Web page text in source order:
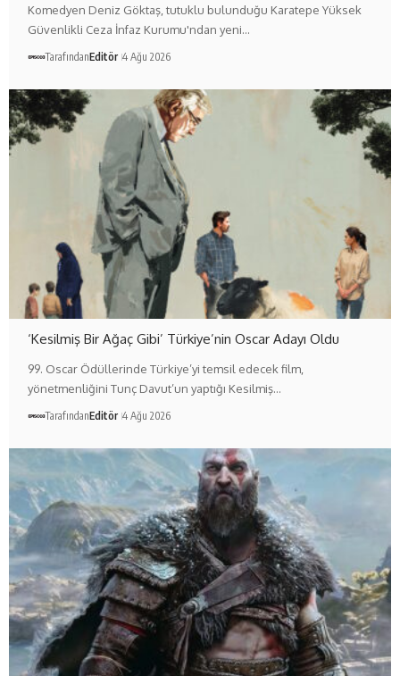
Komedyen Deniz Göktaş, tutuklu bulunduğu Karatepe Yüksek
Güvenlikli Ceza İnfaz Kurumu'ndan yeni…
TarafındanEditör 4 Ağu 2026
‘Kesilmiş Bir Ağaç Gibi’ Türkiye’nin Oscar Adayı Oldu
99. Oscar Ödüllerinde Türkiye’yi temsil edecek film,
yönetmenliğini Tunç Davut’un yaptığı Kesilmiş…
TarafındanEditör 4 Ağu 2026